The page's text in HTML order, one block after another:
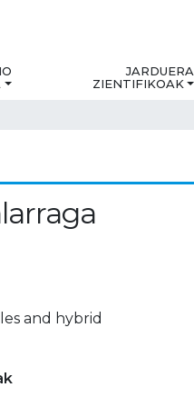
JARDUERA
ZIENTIFIKOAK
and hybrid